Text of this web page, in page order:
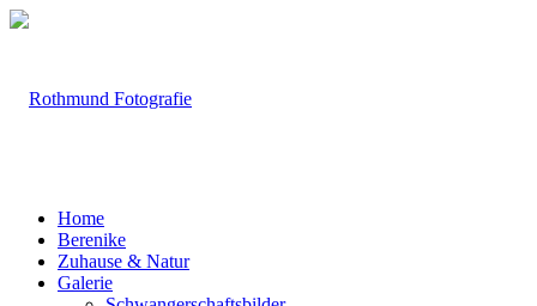
Home
Berenike
Zuhause & Natur
Galerie